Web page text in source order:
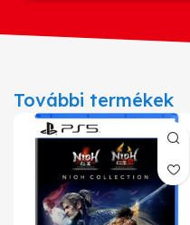
További termékek